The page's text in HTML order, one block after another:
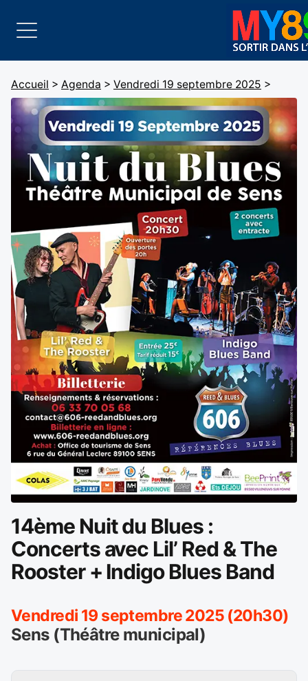
Accueil > Agenda > Vendredi 19 septembre 2025 >
14ème Nuit du Blues :
Concerts avec Lil’ Red & The
Rooster + Indigo Blues Band
Vendredi 19 septembre 2025 (20h30)
Sens (Théâtre municipal)